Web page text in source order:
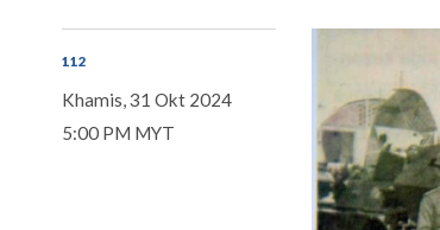
112
Khamis, 31 Okt 2024
5:00 PM MYT